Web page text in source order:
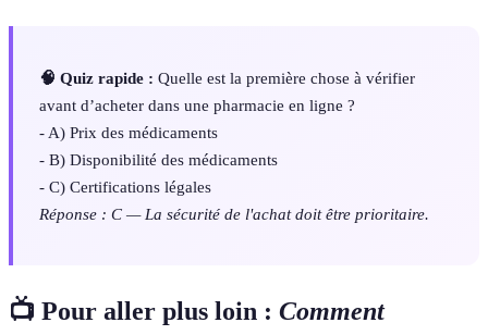
🧠 Quiz rapide : Quelle est la première chose à vérifier
avant d’acheter dans une pharmacie en ligne ?
- A) Prix des médicaments
- B) Disponibilité des médicaments
- C) Certifications légales
Réponse : C — La sécurité de l'achat doit être prioritaire.
📺 Pour aller plus loin : Comment